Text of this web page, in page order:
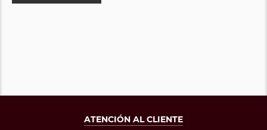
ATENCIÓN AL CLIENTE